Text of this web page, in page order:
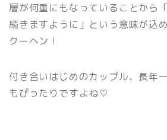
層が何重にもなっていることから
続きますように」という意味が込
クーヘン！
付き合いはじめのカップル、長年
もぴったりですよね♡